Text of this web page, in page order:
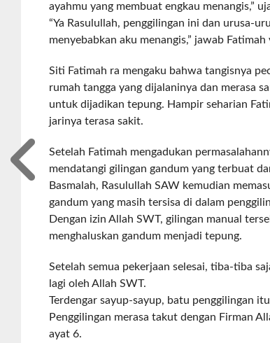
ayahmu yang membuat engkau menangis,”
“Ya Rasulullah, penggilingan ini dan urusa-
menyebabkan aku menangis,” jawab
Siti Fatimah ra mengaku bahwa tangisnya
rumah tangga yang dijalaninya dan merasa
untuk dijadikan tepung. Hampir seharian
jarinya terasa sakit.
Setelah Fatimah mengadukan
mendatangi gilingan gandum yang terbuat
Basmalah, Rasulullah SAW kemudian
gandum yang masih tersisa di dalam
Dengan izin Allah SWT, gilingan manual
menghaluskan gandum menjadi tepung.
Setelah semua pekerjaan selesai, tiba-tiba
lagi oleh Allah SWT.
Terdengar sayup-sayup, batu penggilingan
Penggilingan merasa takut dengan Firman
ayat 6.